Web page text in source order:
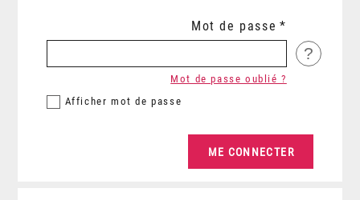
Mot de passe
?
Afficher mot de passe
Mot de passe oublié ?